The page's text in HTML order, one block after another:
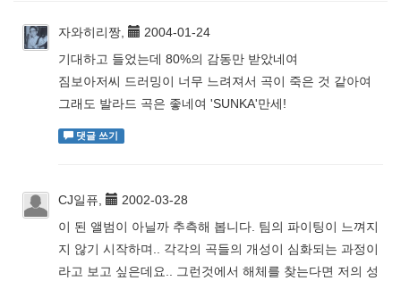
자와히리짱,
2004-01-24
기대하고 들었는데 80%의 감동만 받았네여
짐보아저씨 드러밍이 너무 느려져서 곡이 죽은 것 같아여
그래도 발라드 곡은 좋네여 'SUNKA'만세!
댓글 쓰기
CJ일퓨,
2002-03-28
이 된 앨범이 아닐까 추측해 봅니다. 팀의 파이팅이 느껴지
지 않기 시작하며.. 각각의 곡들의 개성이 심화되는 과정이
라고 보고 싶은데요.. 그런것에서 해체를 찾는다면 저의 성